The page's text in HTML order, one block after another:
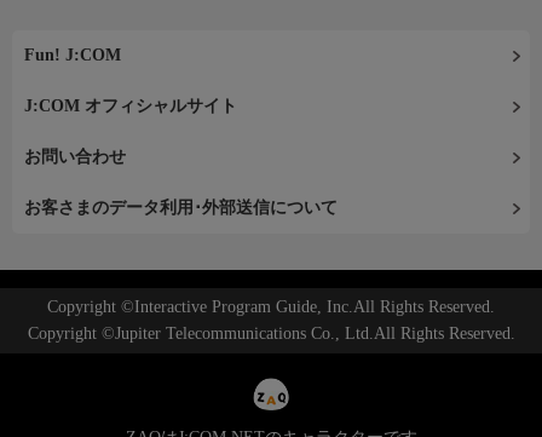
Fun! J:COM
J:COM オフィシャルサイト
お問い合わせ
お客さまのデータ利用･外部送信について
Copyright ©Interactive Program Guide, Inc.All Rights Reserved.
Copyright ©Jupiter Telecommunications Co., Ltd.All Rights Reserved.